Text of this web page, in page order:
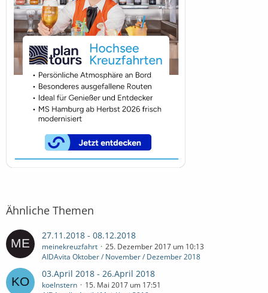
Ähnliche Themen
27.11.2018 - 08.12.2018
meinekreuzfahrt
25. Dezember 2017 um 10:13
AIDAvita Oktober / November / Dezember 2018
03.April 2018 - 26.April 2018
koelnstern
15. Mai 2017 um 17:51